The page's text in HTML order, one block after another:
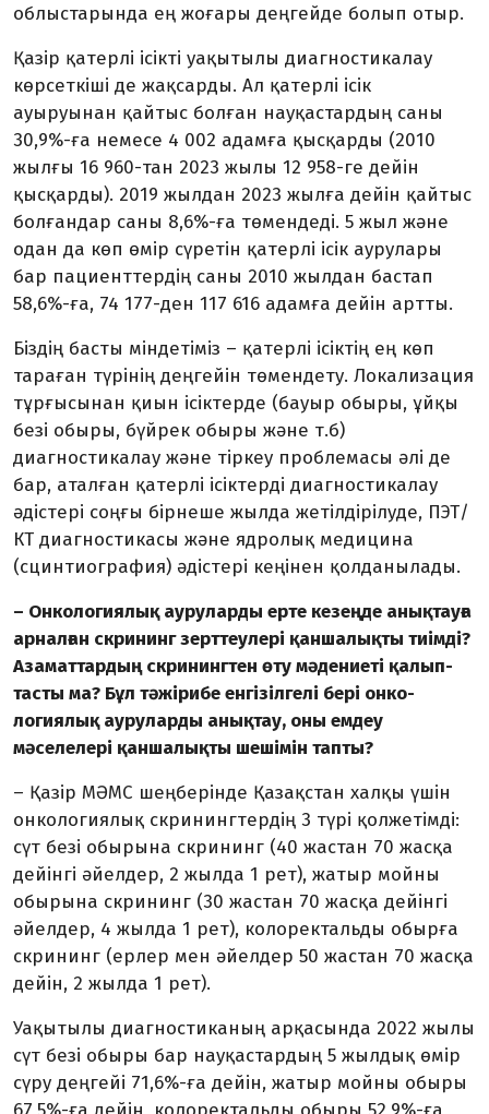
облыстарында ең жоғары деңгейде болып отыр.
Қазір қатерлі ісікті уақытылы диаг­ностикалау
көрсеткіші де жақсарды. Ал қатерлі ісік
ауыруынан қайтыс болған науқастардың саны
30,9%-ға немесе 4 002 адамға қысқарды (2010
жылғы 16 960-тан 2023 жылы 12 958-ге дейін
қысқарды). 2019 жылдан 2023 жылға дейін қайтыс
болғандар саны 8,6%-ға төмендеді. 5 жыл және
одан да көп өмір сүретін қатерлі ісік аурулары
бар па­циенттердің саны 2010 жылдан бастап
58,6%-ға, 74 177-ден 117 616 адамға дейін артты.
Біздің басты міндетіміз – қатерлі ісіктің ең көп
тараған түрінің деңгейін төмендету. Локализация
тұр­ғысынан қиын ісіктерде (бауыр обыры, ұйқы
безі обыры, бүйрек обыры және т.б)
диагностикалау және тіркеу проб­лемасы әлі де
бар, аталған қатерлі ісіктерді диагностикалау
әдістері соңғы бірнеше жылда жетілдірілуде, ПЭТ/
КТ диагностикасы және ядролық медицина
(сцинтиография) әдістері кеңінен қол­данылады.
– Онкологиялық ауруларды ерте ке­зеңде анықтауға
арналған скрининг зерт­теулері қаншалықты тиімді?
Аза­мат­тар­дың скринингтен өту мәдениеті қалып­
тас­ты ма? Бұл тәжірибе енгізілгелі бері он­ко­­
логиялық ауруларды анықтау, оны емдеу
мәселелері қаншалықты шешімін тапты?
– Қазір МӘМС шеңберінде Қазақстан халқы үшін
онкологиялық скринингтердің 3 түрі қолжетімді:
сүт безі обырына скрининг (40 жастан 70 жасқа
дейінгі әйелдер, 2 жылда 1 рет), жатыр мойны
обырына скрининг (30 жастан 70 жасқа дейінгі
әйелдер, 4 жыл­да 1 рет), колоректальды обырға
скрининг (ерлер мен әйелдер 50 жастан 70 жасқа
дейін, 2 жылда 1 рет).
Уақытылы диагностиканың арқа­сында 2022 жылы
сүт безі обыры бар науқастардың 5 жылдық өмір
сүру деңгейі 71,6%-ға дейін, жатыр мойны обыры